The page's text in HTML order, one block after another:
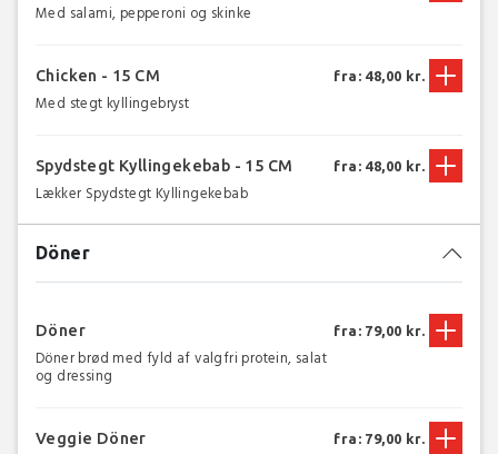
Med salami, pepperoni og skinke
Chicken - 15 CM
Med stegt kyllingebryst
fra: 48,00 kr.
Spydstegt Kyllingekebab - 15 CM
Lækker Spydstegt Kyllingekebab
fra: 48,00 kr.
Döner
Döner
Döner brød med fyld af valgfri protein, salat
og dressing
fra: 79,00 kr.
Veggie Döner fra: 79,00 kr.